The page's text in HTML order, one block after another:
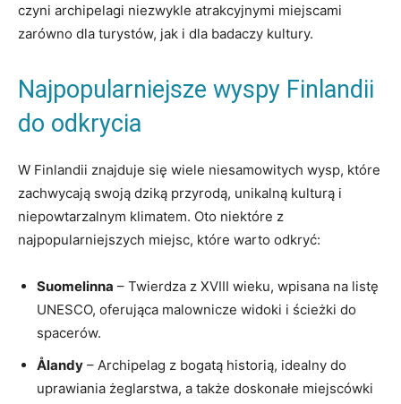
czyni archipelagi niezwykle atrakcyjnymi​ miejscami
zarówno dla turystów, ​jak i dla⁤ badaczy kultury.
Najpopularniejsze wyspy Finlandii
do odkrycia
W Finlandii znajduje się wiele niesamowitych wysp, które
zachwycają swoją dziką przyrodą, unikalną kulturą i‌
niepowtarzalnym‌ klimatem. Oto⁢ niektóre z
najpopularniejszych miejsc, które warto odkryć:
Suomelinna – Twierdza z XVIII wieku, wpisana na listę
UNESCO, oferująca malownicze widoki i ścieżki do
⁤spacerów.
Ålandy – Archipelag z bogatą historią, idealny do
uprawiania żeglarstwa, a także⁤ doskonałe miejscówki⁤